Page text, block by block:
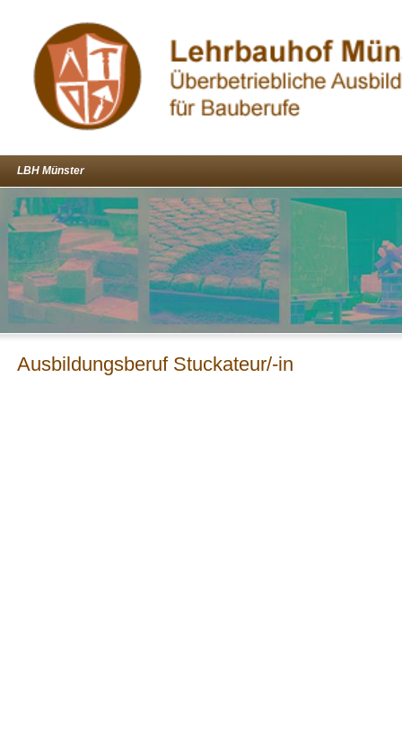
LBH Münster
Ausbildungsberuf Stuckateur/-in